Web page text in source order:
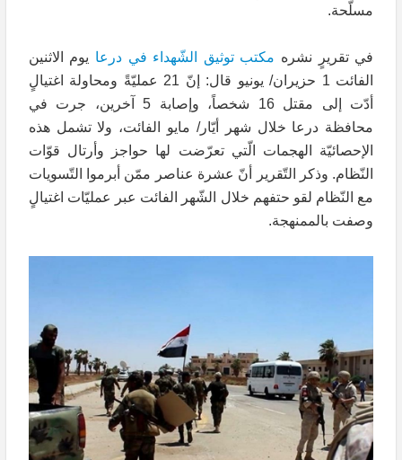
مسلّحة.
في تقريرٍ نشره مكتب توثيق الشّهداء في درعا يوم الاثنين
الفائت 1 حزيران/ يونيو قال: إنّ 21 عمليّةً ومحاولة اغتيالٍ
أدّت إلى مقتل 16 شخصاً، وإصابة 5 آخرين، جرت في
محافظة درعا خلال شهر أيّار/ مايو الفائت، ولا تشمل هذه
الإحصائيّة الهجمات الّتي تعرّضت لها حواجز وأرتال قوّات
النّظام. وذكر التّقرير أنّ عشرة عناصر ممّن أبرموا التّسويات
مع النّظام لقو حتفهم خلال الشّهر الفائت عبر عمليّات اغتيالٍ
وصفت بالممنهجة.